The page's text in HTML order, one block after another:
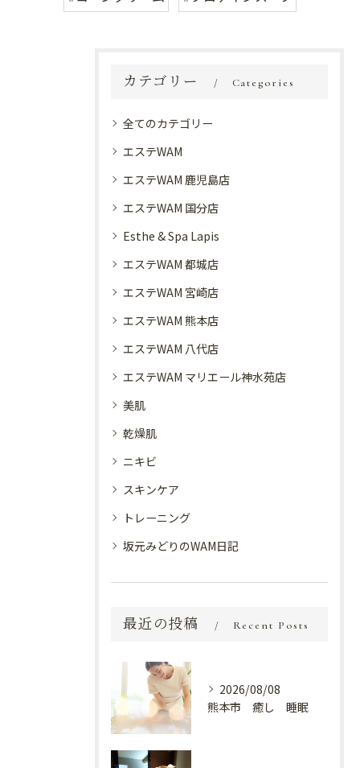
カテゴリー Categories
全てのカテゴリー
エステWAM
エステWAM 鹿児島店
エステWAM 国分店
Esthe & Spa Lapis
エステWAM 都城店
エステWAM 宮崎店
エステWAM 熊本店
エステWAM 八代店
エステWAM マリエール神水苑店
美肌
乾燥肌
ニキビ
スキンケア
トレーニング
坂元みどりのWAM日記
最近の投稿 Recent Posts
2026/08/08
熊本市 癒し 睡眠